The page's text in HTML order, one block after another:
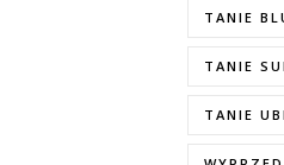
TANIE
TANIE
TANIE